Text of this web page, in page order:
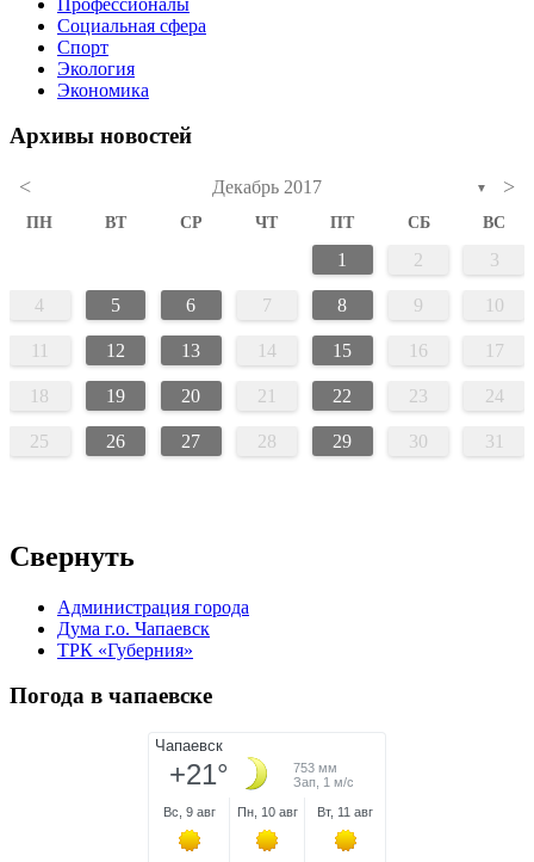
Социальная сфера
Спорт
Экология
Экономика
Архивы новостей
< Декабрь 2017 ▼ >
ПН ВТ СР ЧТ ПТ СБ ВС
1 2 3
4 5 6 7 8 9 10
11 12 13 14 15 16 17
18 19 20 21 22 23 24
25 26 27 28 29 30 31
Свернуть
Администрация города
Дума г.о. Чапаевск
ТРК «Губерния»
Погода в чапаевске